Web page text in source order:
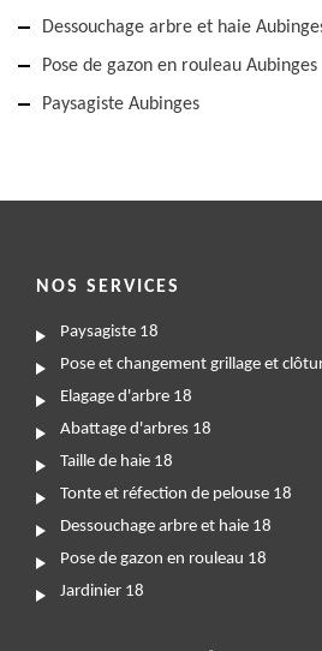
Dessouchage arbre et haie
Pose de gazon en rouleau Aubinges
Paysagiste Aubinges
NOS SERVICES
Paysagiste 18
Pose et changement grillage et
Elagage d'arbre 18
Abattage d'arbres 18
Taille de haie 18
Tonte et réfection de pelouse 18
Dessouchage arbre et haie 18
Pose de gazon en rouleau 18
Jardinier 18